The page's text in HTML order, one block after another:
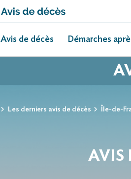
Avis de décès Démarches
Les derniers avis de décès Île-de-
AVIS